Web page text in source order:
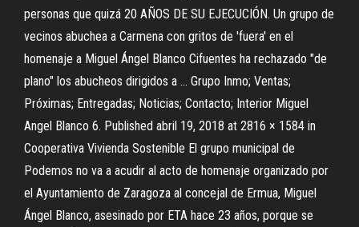
personas que quizá 20 AÑOS DE SU EJECUCIÓN. Un grupo de
vecinos abuchea a Carmena con gritos de 'fuera' en el
homenaje a Miguel Ángel Blanco Cifuentes ha rechazado "de
plano" los abucheos dirigidos a … Grupo Inmo; Ventas;
Próximas; Entregadas; Noticias; Contacto; Interior Miguel
Angel Blanco 6. Published abril 19, 2018 at 2816 × 1584 in
Cooperativa Vivienda Sostenible El grupo municipal de
Podemos no va a acudir al acto de homenaje organizado por
el Ayuntamiento de Zaragoza al concejal de Ermua, Miguel
Ángel Blanco, asesinado por ETA hace 23 años, porque se